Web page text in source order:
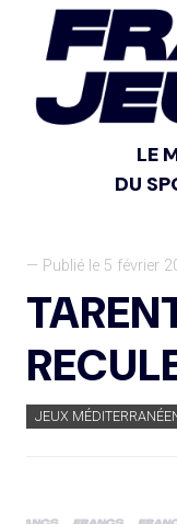
LE
DU
— Publié le 5 février
JEUX